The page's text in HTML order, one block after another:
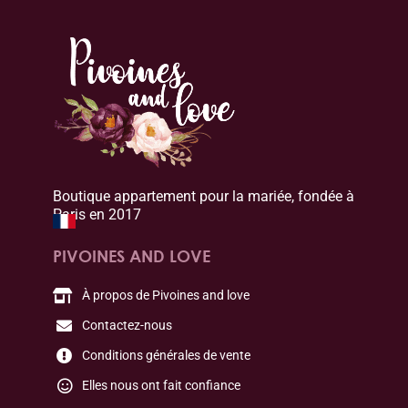
Boutique appartement pour la mariée, fondée à
Paris en 2017
PIVOINES AND LOVE
À propos de Pivoines and love
Contactez-nous
Conditions générales de vente
Elles nous ont fait confiance